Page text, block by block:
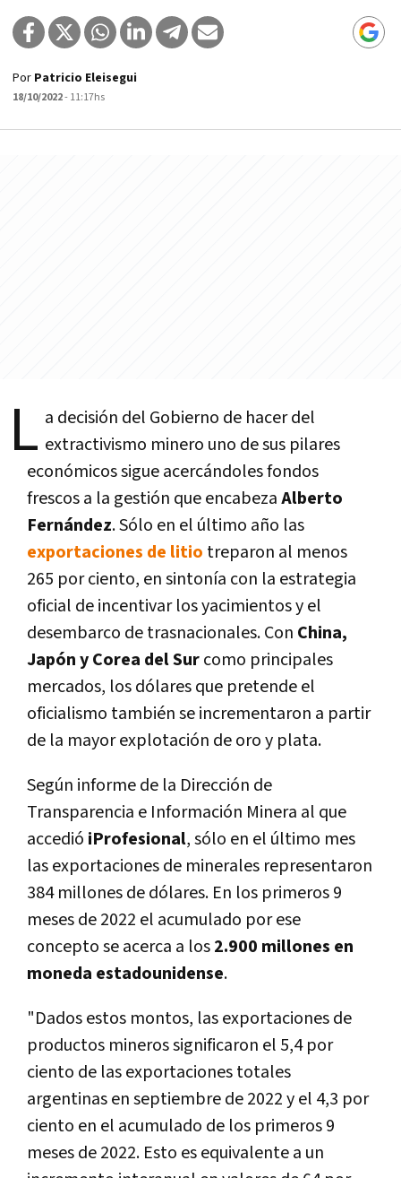
Por Patricio Eleisegui
18/10/2022- 11:17hs
L a decisión del Gobierno de hacer del
extractivismo minero uno de sus pilares
económicos sigue acercándoles fondos
frescos a la gestión que encabezaAlberto
Fernández. Sólo en el último año las
exportaciones de litio treparon al menos
265 por ciento, en sintonía con la estrategia
oficial de incentivar los yacimientos y el
desembarco de trasnacionales. Con China,
Japón y Corea del Surcomo principales
mercados, los dólares que pretende el
oficialismo también se incrementaron a partir
de la mayor explotación de oro y plata.
Según informe de la Dirección de
Transparencia e Información Minera al que
accedió iProfesional, sólo en el último mes
las exportaciones de minerales representaron
384 millones de dólares. En los primeros 9
meses de 2022 el acumulado por ese
concepto se acerca a los2.900 millones en
moneda estadounidense.
"Dados estos montos, las exportaciones de
productos mineros significaron el 5,4 por
ciento de las exportaciones totales
argentinas en septiembre de 2022 y el 4,3 por
ciento en el acumulado de los primeros 9
meses de 2022. Esto es equivalente a un